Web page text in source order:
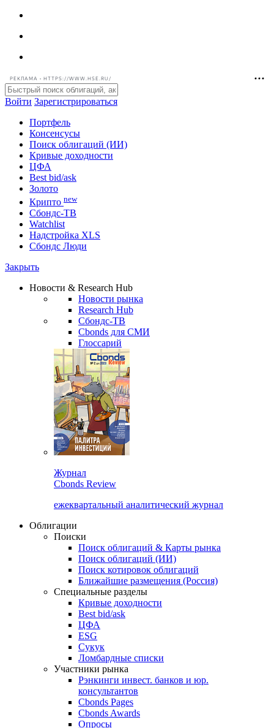
РЕКЛАМА • HTTPS://WWW.HSE.RU/
Войти Зарегистрироваться
Портфель
Консенсусы
Поиск облигаций (ИИ)
Кривые доходности
ЦФА
Best bid/ask
Золото
Крипто new
Watchlist
Сбондс Люди
Новости & Research Hub
Новости рынка
Research Hub
Сбондс-ТВ
Cbonds для СМИ
Глоссарий
Cbonds Review
ежеквартальный аналитический журнал
Облигации
Поиски
Поиск облигаций & Карты рынка
Поиск облигаций (ИИ)
Поиск котировок облигаций
Ближайшие размещения (Россия)
Специальные разделы
Кривые доходности
Best bid/ask
ЦФА
ESG
Сукук
Ломбардные списки
Участники рынка
Рэнкинги инвест. банков и юр.